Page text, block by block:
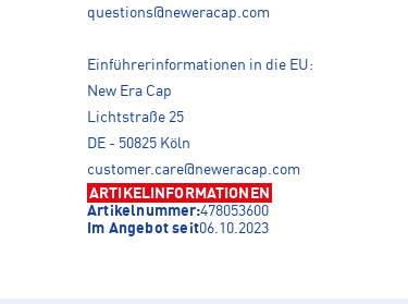
questions@neweracap.com
Einführerinformationen in die EU:
New Era Cap
Lichtstraße 25
DE - 50825 Köln
customer.care@neweracap.com
ARTIKELINFORMATIONEN
Artikelnummer:478053600
Im Angebot seit06.10.2023